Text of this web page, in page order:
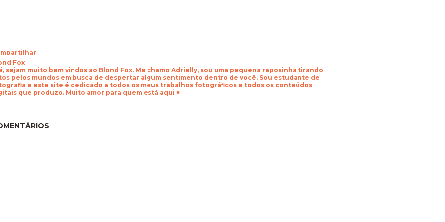
Fox
sejam muito bem vindos ao Blond Fox. Me chamo Adrielly, sou uma pequena raposinha tirando
pelos mundos em busca de despertar algum sentimento dentro de você. Sou estudante de
e este site é dedicado a todos os meus trabalhos fotográficos e todos os conteúdos
que produzo. Muito amor para quem está aqui ♥